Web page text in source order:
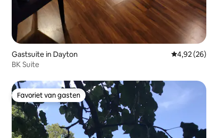
Gastsuite in Dayton Gemiddelde
4,92 (26)
BK Suite
Favoriet van gasten
Favoriet van gasten